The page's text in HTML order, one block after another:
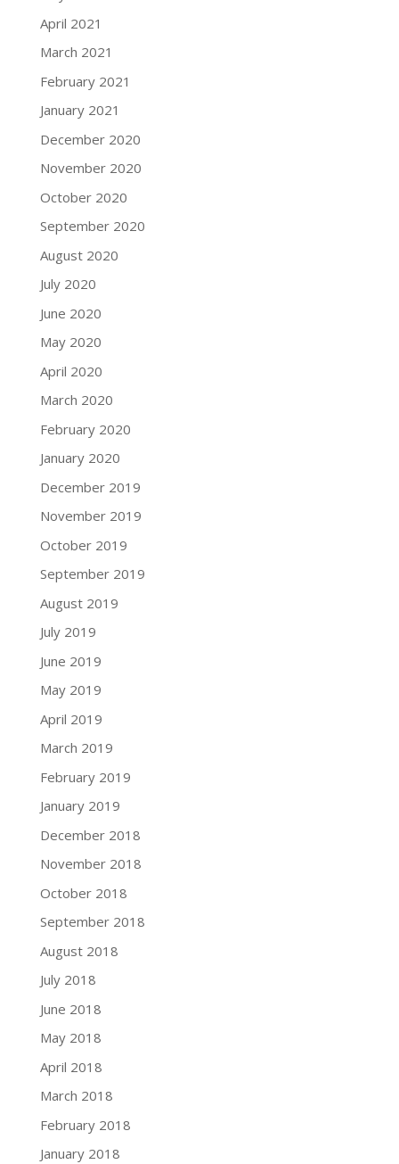
April 2021
March 2021
February 2021
January 2021
December 2020
November 2020
October 2020
September 2020
August 2020
July 2020
June 2020
May 2020
April 2020
March 2020
February 2020
January 2020
December 2019
November 2019
October 2019
September 2019
August 2019
July 2019
June 2019
May 2019
April 2019
March 2019
February 2019
January 2019
December 2018
November 2018
October 2018
September 2018
August 2018
July 2018
June 2018
May 2018
April 2018
March 2018
February 2018
January 2018